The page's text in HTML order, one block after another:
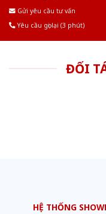
Gửi yêu cầu tư vấn
Yêu cầu gọi lại (3 phút)
ĐỐI
HỆ THỐNG